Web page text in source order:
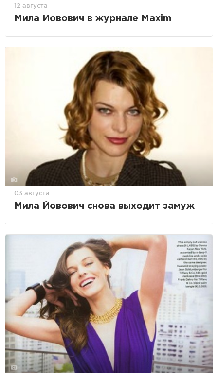
12 августа
Мила Йовович в журнале Maxim
03 августа
Мила Йовович снова выходит замуж